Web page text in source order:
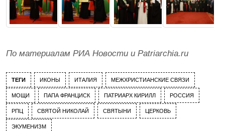
По материалам РИА Новости и Patriarchia.ru
ТЕГИ ИКОНЫ ИТАЛИЯ МЕЖХРИСТИАНСКИЕ СВЯЗИ
МОЩИ ПАПА ФРАНЦИСК ПАТРИАРХ КИРИЛЛ РОССИЯ
РПЦ СВЯТОЙ НИКОЛАЙ СВЯТЫНИ ЦЕРКОВЬ
ЭКУМЕНИЗМ